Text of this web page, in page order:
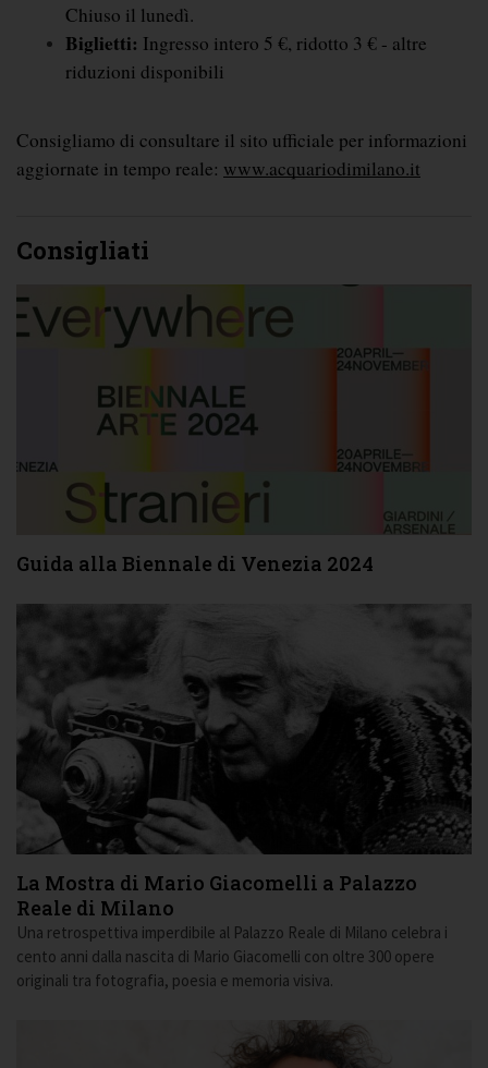
Chiuso il lunedì.
Biglietti: Ingresso intero 5 €, ridotto 3 € - altre
riduzioni disponibili
Consigliamo di consultare il sito ufficiale per informazioni
aggiornate in tempo reale: www.acquariodimilano.it
Consigliati
Guida alla Biennale di Venezia 2024
La Mostra di Mario Giacomelli a Palazzo
Reale di Milano
Una retrospettiva imperdibile al Palazzo Reale di Milano celebra i
cento anni dalla nascita di Mario Giacomelli con oltre 300 opere
originali tra fotografia, poesia e memoria visiva.